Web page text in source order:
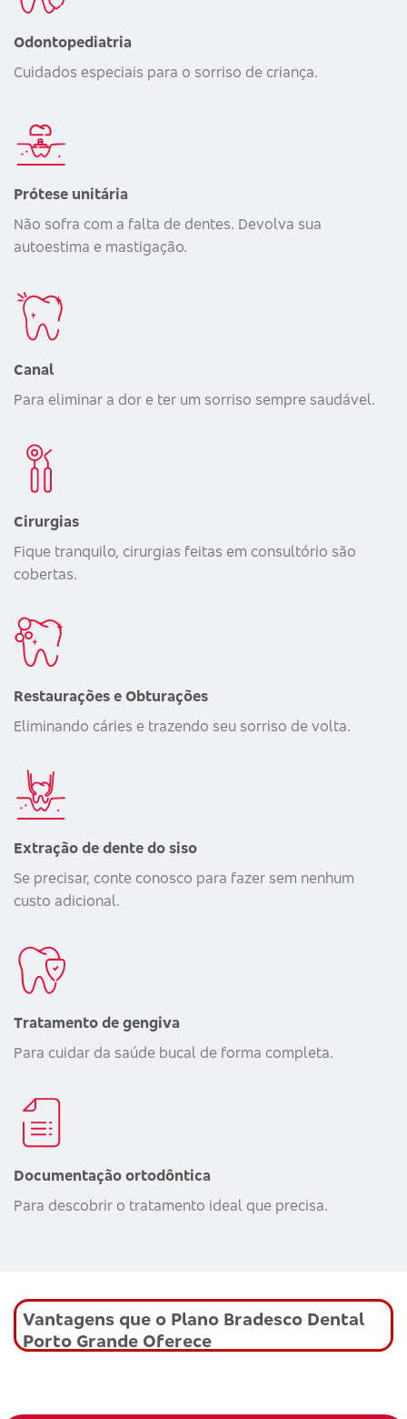
Odontopediatria
Cuidados especiais para o sorriso de criança.
Prótese unitária
Não sofra com a falta de dentes. Devolva sua
autoestima e mastigação.
Canal
Para eliminar a dor e ter um sorriso sempre saudável.
Cirurgias
Fique tranquilo, cirurgias feitas em consultório são
cobertas.
Restaurações e Obturações
Eliminando cáries e trazendo seu sorriso de volta.
Extração de dente do siso
Se precisar, conte conosco para fazer sem nenhum
custo adicional.
Tratamento de gengiva
Para cuidar da saúde bucal de forma completa.
Documentação ortodôntica
Para descobrir o tratamento ideal que precisa.
Vantagens que o Plano Bradesco Dental
Porto Grande Oferece